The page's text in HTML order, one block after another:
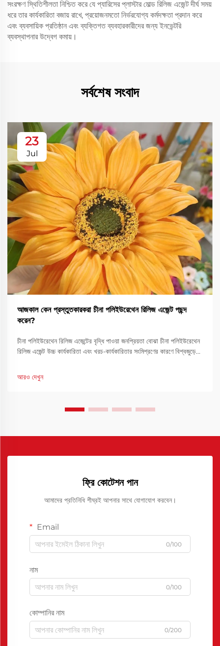
সংরক্ষণ স্থিতিশীলতা নিশ্চিত করে যে প্যারিসের প্লাস্টার মোল্ড রিলিজ এজেন্ট দীর্ঘ সময়
ধরে তার কার্যকারিতা বজায় রাখে, প্রয়োজনমতো নির্ভরযোগ্য কর্মদক্ষতা প্রদান করে
এবং ব্যবসায়িক প্রতিষ্ঠান এবং ব্যক্তিগত ব্যবহারকারীদের জন্য ইনভেন্টরি
ব্যবস্থাপনার উদ্বেগ কমায়।
সর্বশেষ সংবাদ
23
Jul
আজকাল কেন প্রস্তুতকারকরা চীনা পলিইউরেথেন রিলিজ এজেন্ট পছন্দ
করেন?
চীনা পলিইউরেথেন রিলিজ এজেন্টের বৃদ্ধি পাওয়া জনপ্রিয়তা বোঝা চীনা পলিইউরেথেন
রিলিজ এজেন্ট উচ্চ কার্যকারিতা এবং খরচ-কার্যকারিতার সংমিশ্রণের কারণে বিশ্বজুড়ে
আরও দেখুন
ফ্রি কোটেশন পান
আমাদের প্রতিনিধি শীঘ্রই আপনার সাথে যোগাযোগ করবেন।
Email
0/100
নাম
0/100
কোম্পানির নাম
0/200